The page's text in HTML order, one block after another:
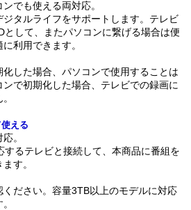
でも使える両対応。
タルライフをサポートします。テレビ
として、またパソコンに繋げる場合は便
利用できます。
した場合、パソコンで使用することは
で初期化した場合、テレビでの録画に
える
。
するテレビと接続して、本商品に番組を
す。
ださい。容量3TB以上のモデルに対応